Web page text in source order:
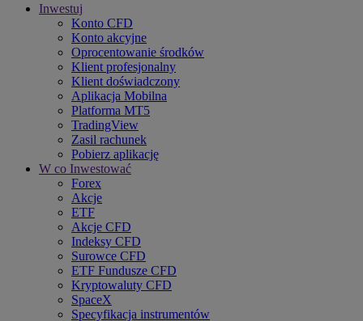
Inwestuj
Konto CFD
Konto akcyjne
Oprocentowanie środków
Klient profesjonalny
Klient doświadczony
Aplikacja Mobilna
Platforma MT5
TradingView
Zasil rachunek
Pobierz aplikację
W co Inwestować
Forex
Akcje
ETF
Akcje CFD
Indeksy CFD
Surowce CFD
ETF Fundusze CFD
Kryptowaluty CFD
SpaceX
Specyfikacja instrumentów